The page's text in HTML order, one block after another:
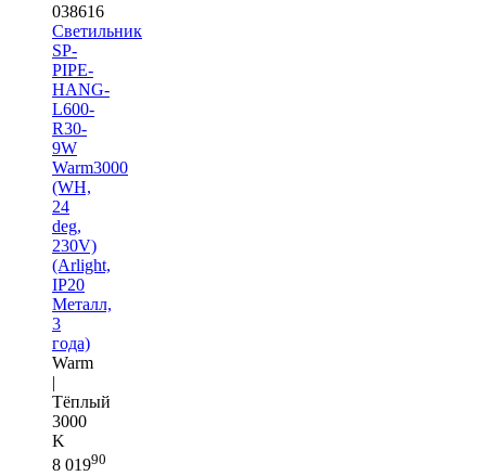
038616
Светильник
SP-
PIPE-
HANG-
L600-
R30-
9W
Warm3000
(WH,
24
deg,
230V)
(Arlight,
IP20
Металл,
3
года)
Warm
|
Тёплый
3000
K
8 01990